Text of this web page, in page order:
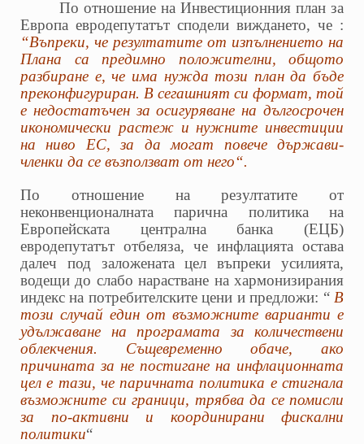
По отношение на Инвестиционния план за
Европа евродепутатът сподели виждането, че :
“Въпреки, че резултатите от изпълнението на
Плана са предимно положителни, общото
разбиране е, че има нужда този план да бъде
преконфигуриран. В сегашният си формат, той
е недостатъчен за осигуряване на дългосрочен
икономически растеж и нужните инвестиции
на ниво ЕС, за да могат повече държави-
членки да се възползват от него“.
По отношение на резултатите от
неконвенционалната парична политика на
Европейската централна банка (ЕЦБ)
евродепутатът отбеляза, че инфлацията остава
далеч под заложената цел въпреки усилията,
водещи до слабо нарастване на хармонизирания
индекс на потребителските цени и предложи: “ В
този случай един от възможните варианти е
удължаване на програмата за количествени
облекчения. Същевременно обаче, ако
причината за не постигане на инфлационната
цел е тази, че паричната политика е стигнала
възможните си граници, трябва да се помисли
за по-активни и координирани фискални
политики“